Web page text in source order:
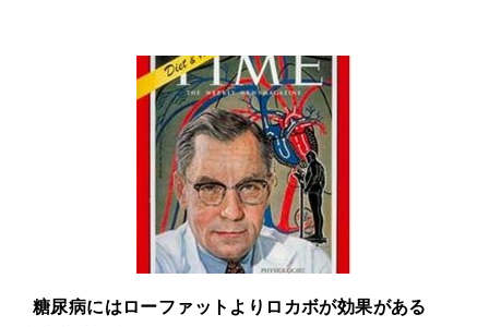
糖尿病にはローファットよりロカボが効果がある